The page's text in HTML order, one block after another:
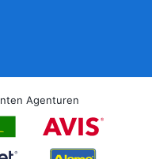
Agenturen